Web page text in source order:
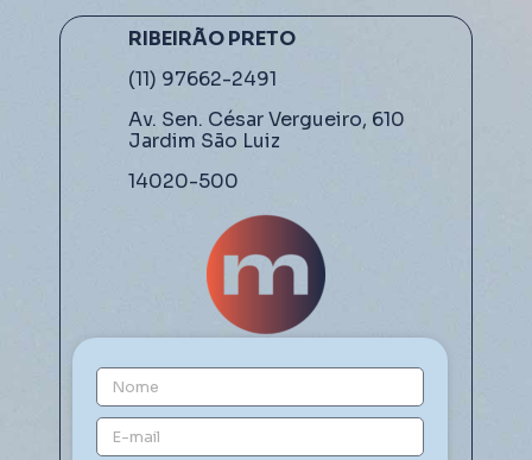
RIBEIRÃO PRETO
(11) 97662-2491
Av. Sen. César Vergueiro, 610
Jardim São Luiz
14020-500